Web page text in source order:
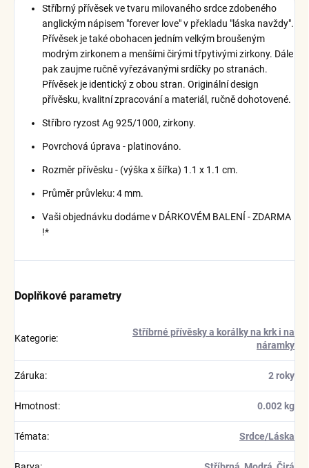
Stříbrný přívěsek ve tvaru milovaného srdce zdobeného
anglickým nápisem "forever love" v překladu "láska navždy".
Přívěsek je také obohacen jedním velkým broušeným
modrým zirkonem a menšími čirými třpytivými zirkony. Dále
pak zaujme ručně vyřezávanými srdíčky po stranách.
Přívěsek je identický z obou stran. Originální design
přívěsku, kvalitní zpracování a materiál, ručně dohotovené.
Stříbro ryzost Ag 925/1000, zirkony.
Povrchová úprava - platinováno.
Rozměr přívěsku - (výška x šířka) 1.1 x 1.1 cm.
Průměr průvleku: 4 mm.
Vaši objednávku dodáme v DÁRKOVÉM BALENÍ - ZDARMA
!*
Doplňkové parametry
Kategorie:
Stříbrné přívěsky a korálky na krk i na
náramky
Záruka: 2 roky
Hmotnost: 0.002 kg
Témata: Srdce/Láska